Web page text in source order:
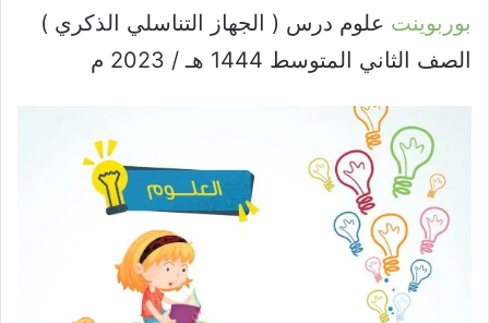
بوربوينت علوم درس ( الجهاز التناسلي الذكري )
الصف الثاني المتوسط 1444 هـ / 2023 م